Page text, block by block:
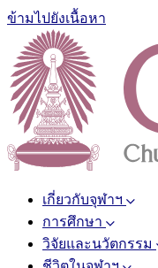
ข้ามไปยังเนื้อหา
เกี่ยวกับจุฬาฯ
การศึกษา
วิจัยและนวัตกรรม